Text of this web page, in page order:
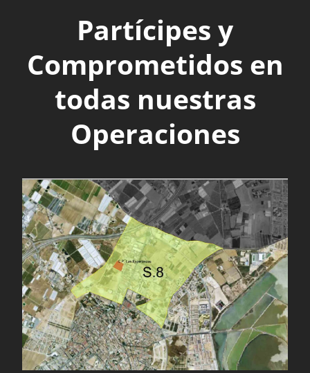
Partícipes y
Comprometidos en
todas nuestras
Operaciones